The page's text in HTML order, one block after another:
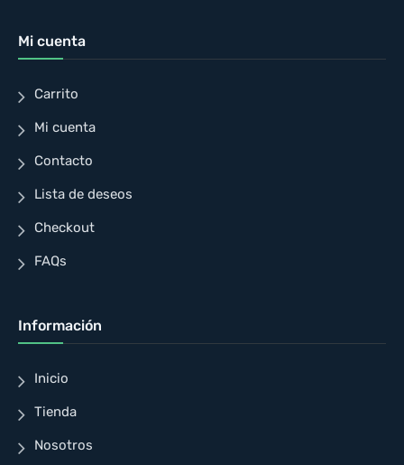
Mi cuenta
Carrito
Mi cuenta
Contacto
Lista de deseos
Checkout
FAQs
Información
Inicio
Tienda
Nosotros